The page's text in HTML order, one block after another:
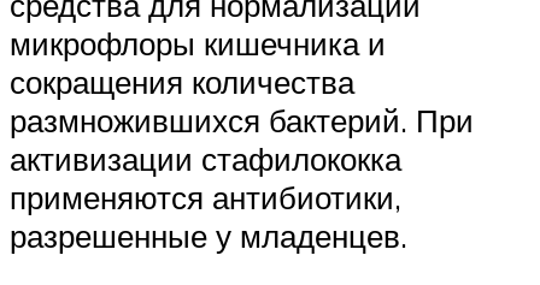
микрофлоры кишечника и
сокращения количества
размножившихся бактерий. При
активизации стафилококка
применяются антибиотики,
разрешенные у младенцев.